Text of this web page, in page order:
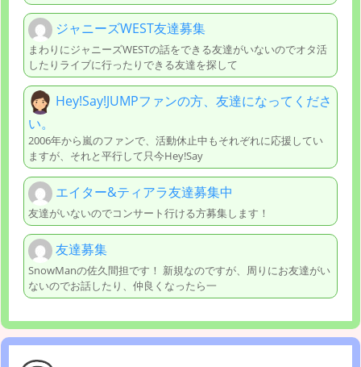
ジャニーズWEST友達募集
まわりにジャニーズWESTの話をできる友達がいないのでオタ活
したりライブに行ったりできる友達を探して
Hey!Say!JUMPファンの方、友達になってくださ
い。
2006年から嵐のファンで、活動休止中もそれぞれに応援してい
ますが、それと平行して只今Hey!Say
エイター&ティアラ友達募集中
友達がいないのでコンサート行ける方募集します！
友達募集
SnowManの佐久間担です！ 新規なのですが、周りにお友達がい
ないのでお話したり、仲良くなったら一